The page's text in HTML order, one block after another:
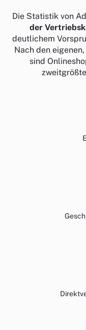
Die Statistik von
der
deutlichem
Nach den
sind